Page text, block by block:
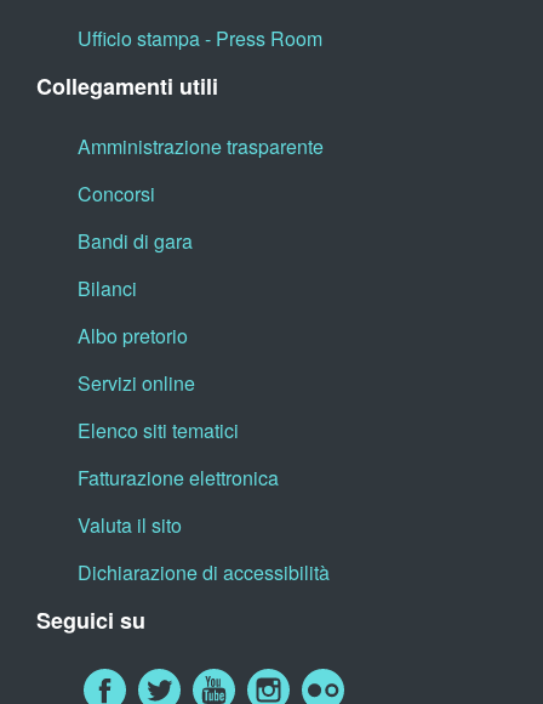
Ufficio stampa - Press Room
Collegamenti utili
Amministrazione trasparente
Concorsi
Bandi di gara
Bilanci
Albo pretorio
Servizi online
Elenco siti tematici
Fatturazione elettronica
Valuta il sito
Dichiarazione di accessibilità
Seguici su